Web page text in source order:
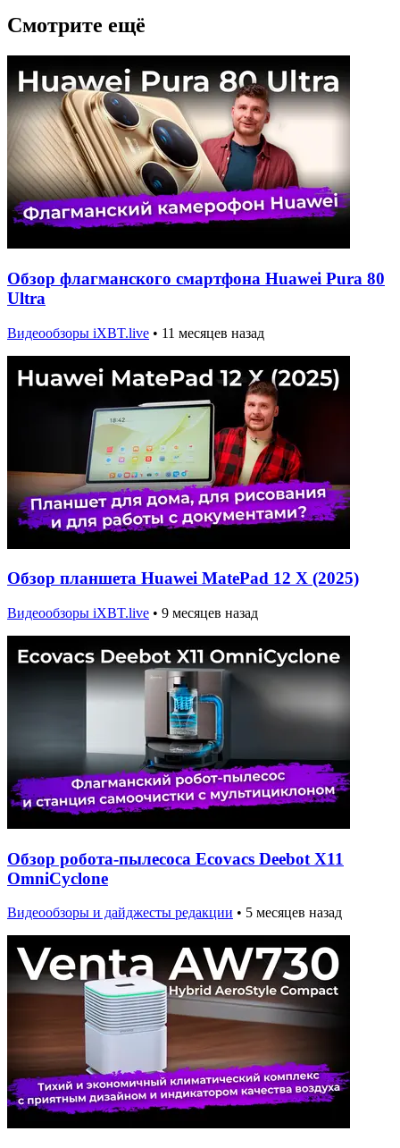
Смотрите ещё
Обзор флагманского смартфона Huawei Pura 80
Ultra
Видеообзоры iXBT.live • 11 месяцев назад
Обзор планшета Huawei MatePad 12 X (2025)
Видеообзоры iXBT.live • 9 месяцев назад
Обзор робота-пылесоса Ecovacs Deebot X11
OmniCyclone
Видеообзоры и дайджесты редакции • 5 месяцев назад